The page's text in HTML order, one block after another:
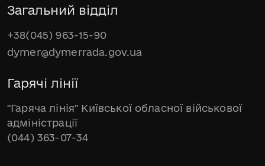
Загальний відділ
+38(045) 963-15-90
dymer@dymerrada.gov.ua
Гарячі лінії
"Гаряча лінія" Київської обласної військової
адміністрації
(044) 363-07-34